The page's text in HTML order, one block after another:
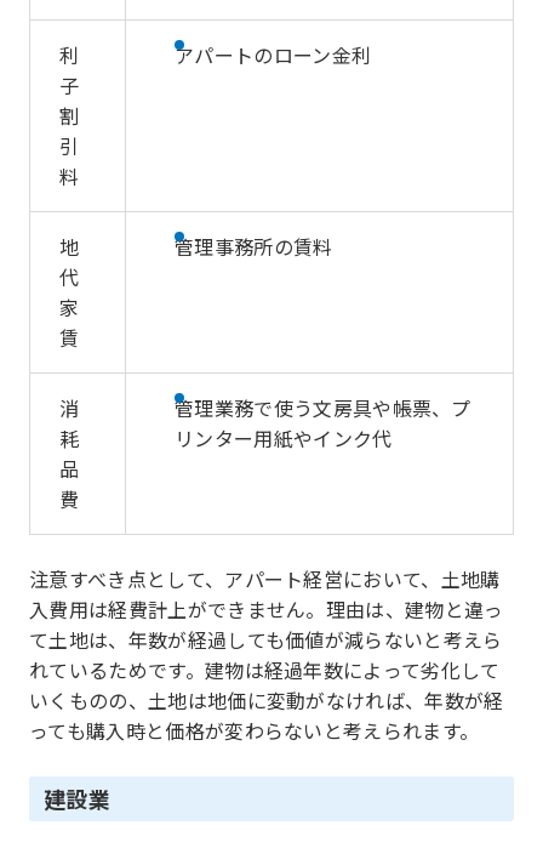
利
子
割
引
料
アパートのローン金利
地
代
家
賃
管理事務所の賃料
消
耗
品
費
管理業務で使う文房具や帳票、プ
リンター用紙やインク代
注意すべき点として、アパート経営において、土地購
入費用は経費計上ができません。理由は、建物と違っ
て土地は、年数が経過しても価値が減らないと考えら
れているためです。建物は経過年数によって劣化して
いくものの、土地は地価に変動がなければ、年数が経
っても購入時と価格が変わらないと考えられます。
建設業